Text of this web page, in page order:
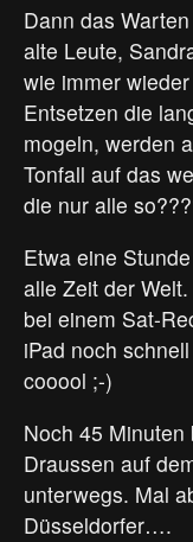
Dann das
alte Leute,
wie immer
Entsetzen die
mogeln, werden
Tonfall auf das
die nur alle
Etwa eine
alle Zeit der
bei einem Sat-
iPad noch
cooool ;-)
Noch 45
Draussen auf
unterwegs. Mal
Düsseldorfer….